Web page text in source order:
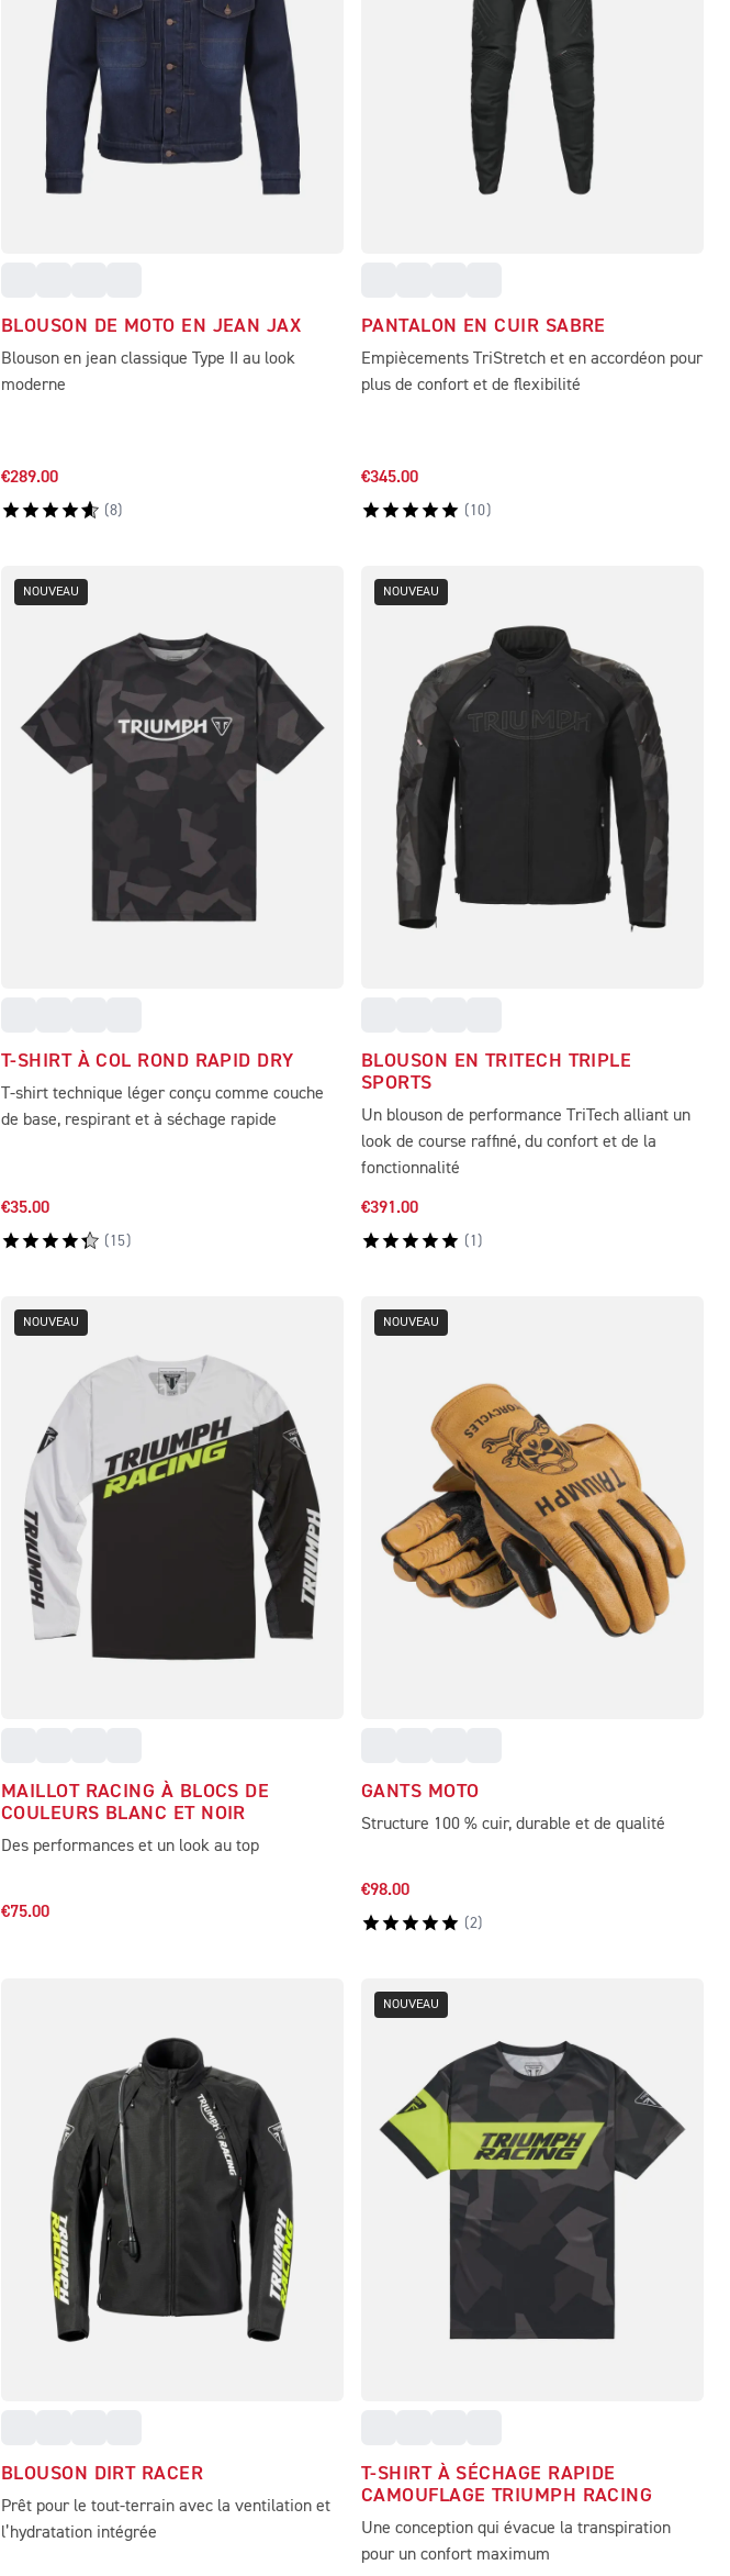
BLOUSON DE MOTO EN JEAN JAX
Blouson en jean classique Type II au look
moderne
€289.00
(8)
PANTALON EN CUIR SABRE
Empiècements TriStretch et en accordéon pour
plus de confort et de flexibilité
€345.00
( 10)
NOUVEAU
T-SHIRT À COL ROND RAPID DRY
T-shirt technique léger conçu comme couche
de base, respirant et à séchage rapide
€35.00
( 15)
NOUVEAU
BLOUSON EN TRITECH TRIPLE
SPORTS
Un blouson de performance TriTech alliant un
look de course raffiné, du confort et de la
fonctionnalité
€391.00
( 1 )
NOUVEAU
MAILLOT RACING À BLOCS DE
COULEURS BLANC ET NOIR
Des performances et un look au top
€75.00
NOUVEAU
GANTS MOTO
Structure 100 % cuir, durable et de qualité
€98.00
(2)
BLOUSON DIRT RACER
Prêt pour le tout-terrain avec la ventilation et
l’hydratation intégrée
NOUVEAU
T-SHIRT À SÉCHAGE RAPIDE
CAMOUFLAGE TRIUMPH RACING
Une conception qui évacue la transpiration
pour un confort maximum